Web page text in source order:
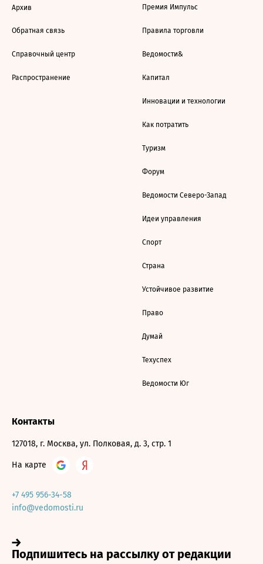
Архив
Обратная связь
Справочный центр
Распространение
Премия Импульс
Правила торговли
Ведомости&
Капитал
Инновации и технологии
Как потратить
Туризм
Форум
Ведомости Северо-Запад
Идеи управления
Спорт
Страна
Устойчивое развитие
Право
Думай
Техуспех
Ведомости Юг
Контакты
127018, г. Москва, ул. Полковая, д. 3, стр. 1
На карте
+7 495 956-34-58
info@vedomosti.ru